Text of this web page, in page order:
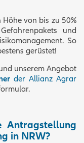
von bis zu 50%
und
So
gerüstet!
unserem Angebot
der Allianz Agrar
Antragstellung
in NRW?